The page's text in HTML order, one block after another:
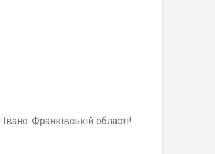
Івано-Франківській області!